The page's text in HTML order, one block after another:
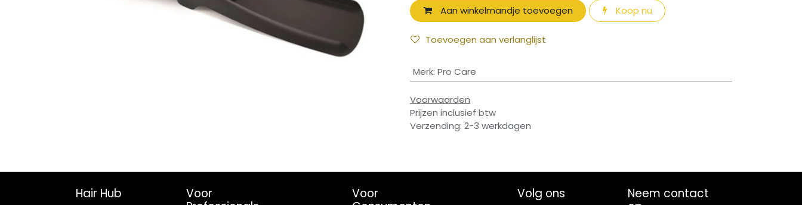
Aan winkelmandje toevoegen Koop nu
Toevoegen aan verlanglijst
Merk: Pro Care
Voorwaarden
Prijzen inclusief btw
Verzending: 2-3 werkdagen
Hair Hub
Neem contact
Volg ons
Voor
Voor